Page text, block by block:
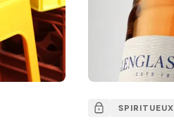
SPIRITUEUX